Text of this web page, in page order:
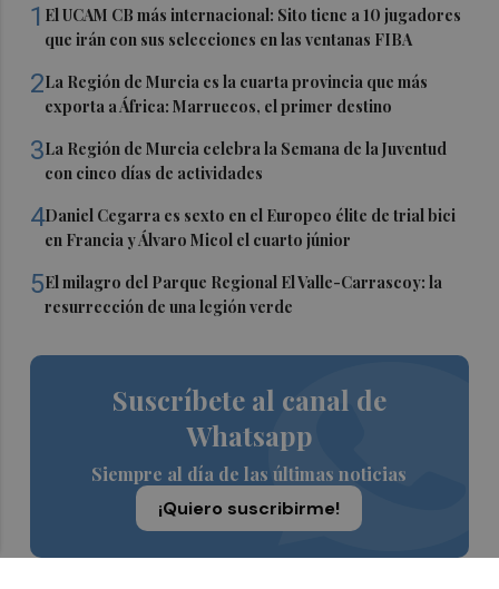
1 El UCAM CB más internacional: Sito tiene a 10 jugadores
que irán con sus selecciones en las ventanas FIBA
2La Región de Murcia es la cuarta provincia que más
exporta a África: Marruecos, el primer destino
3La Región de Murcia celebra la Semana de la Juventud
con cinco días de actividades
4Daniel Cegarra es sexto en el Europeo élite de trial bici
en Francia y Álvaro Micol el cuarto júnior
5El milagro del Parque Regional El Valle-Carrascoy: la
resurrección de una legión verde
Suscríbete al canal de
Whatsapp
Siempre al día de las últimas noticias
¡Quiero suscribirme!